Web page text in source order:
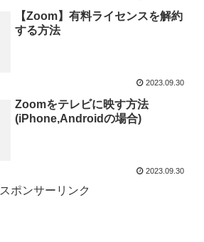
【Zoom】有料ライセンスを解約
する方法
2023.09.30
Zoomをテレビに映す方法
(iPhone,Androidの場合)
2023.09.30
スポンサーリンク